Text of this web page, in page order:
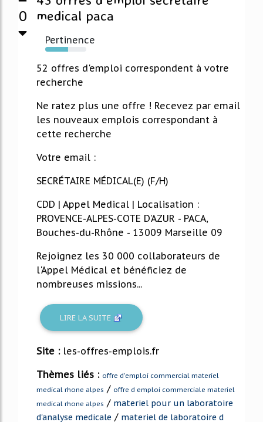
0
medical paca
Pertinence
56%
52 offres d'emploi correspondent à votre
recherche
Ne ratez plus une offre ! Recevez par email
les nouveaux emplois correspondant à
cette recherche
Votre email :
SECRÉTAIRE MÉDICAL(E) (F/H)
CDD | Appel Medical | Localisation :
PROVENCE-ALPES-COTE D'AZUR - PACA,
Bouches-du-Rhône - 13009 Marseille 09
Rejoignez les 30 000 collaborateurs de
l'Appel Médical et bénéficiez de
nombreuses missions...
LIRE LA SUITE
Site : les-offres-emplois.fr
Thèmes liés : offre d'emploi commercial materiel
medical rhone alpes / offre d emploi commerciale materiel
medical rhone alpes / materiel pour un laboratoire
d'analyse medicale / materiel de laboratoire d